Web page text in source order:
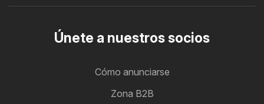
Únete a nuestros socios
Cómo anunciarse
Zona B2B